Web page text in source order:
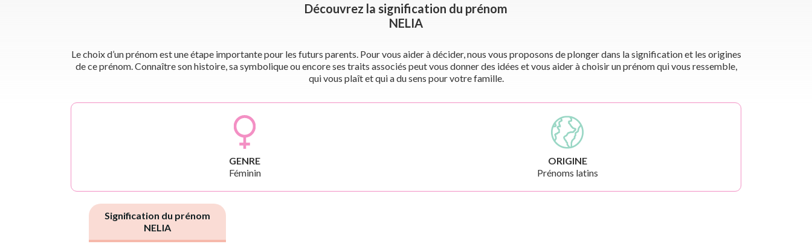
Découvrez la signification du prénom
NELIA
Le choix d’un prénom est une étape importante pour les futurs parents. Pour vous aider à décider, nous vous proposons de plonger dans la signification et les origines
de ce prénom. Connaître son histoire, sa symbolique ou encore ses traits associés peut vous donner des idées et vous aider à choisir un prénom qui vous ressemble,
qui vous plaît et qui a du sens pour votre famille.
GENRE
Féminin
ORIGINE
Prénoms latins
Signification du prénom
NELIA